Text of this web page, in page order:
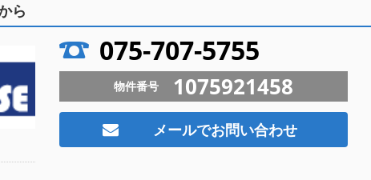
ら
075-707-5755
物件番号 1075921458
メールでお問い合わせ